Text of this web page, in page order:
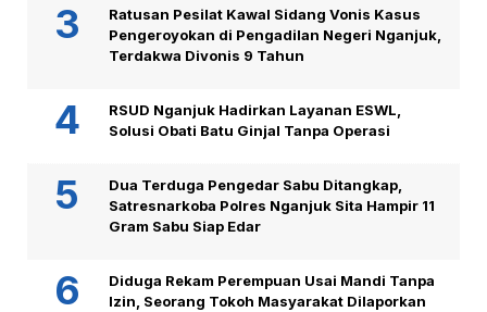
Ratusan Pesilat Kawal Sidang Vonis Kasus
Pengeroyokan di Pengadilan Negeri Nganjuk,
Terdakwa Divonis 9 Tahun
RSUD Nganjuk Hadirkan Layanan ESWL,
Solusi Obati Batu Ginjal Tanpa Operasi
Dua Terduga Pengedar Sabu Ditangkap,
Satresnarkoba Polres Nganjuk Sita Hampir 11
Gram Sabu Siap Edar
Diduga Rekam Perempuan Usai Mandi Tanpa
Izin, Seorang Tokoh Masyarakat Dilaporkan